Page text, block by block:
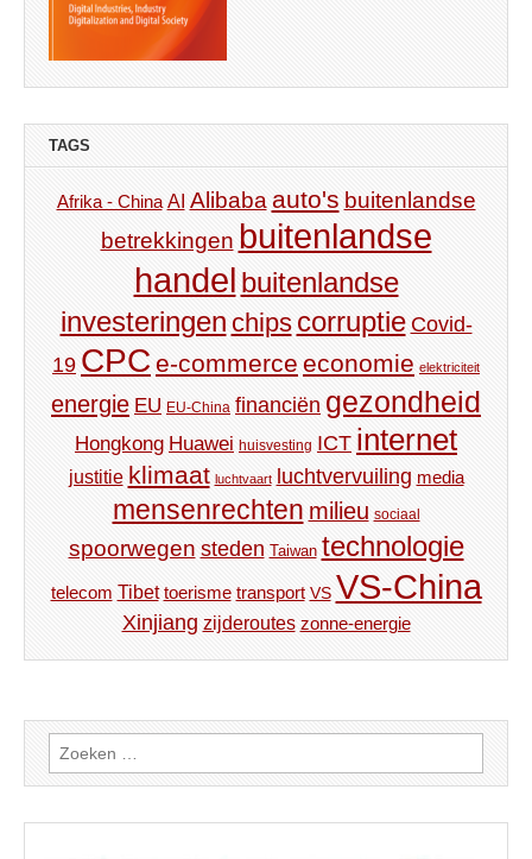
TAGS
Afrika - China AI Alibaba auto's buitenlandse
betrekkingen buitenlandse
handel buitenlandse
investeringen chips corruptie Covid-
19 CPC e-commerce economie elektriciteit
energie EU EU-China financiën gezondheid
Hongkong Huawei huisvesting ICT internet
justitie klimaat luchtvaart luchtvervuiling media
mensenrechten milieu sociaal
spoorwegen steden Taiwan technologie
telecom Tibet toerisme transport VS VS-China
Xinjiang zijderoutes zonne-energie
Zoeken
naar: